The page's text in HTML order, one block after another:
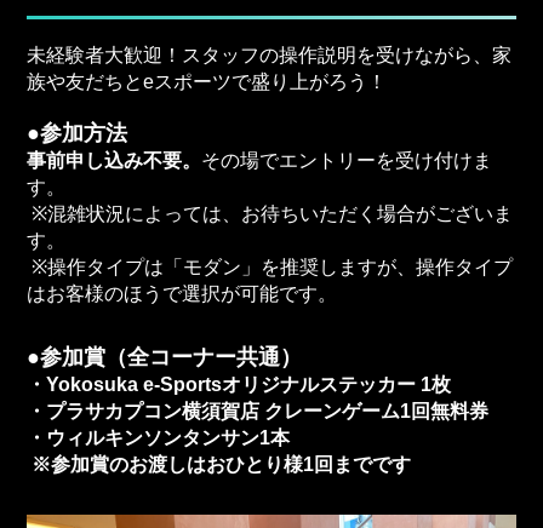
未経験者大歓迎！スタッフの操作説明を受けながら、家
族や友だちとeスポーツで盛り上がろう！
●参加方法
事前申し込み不要。 その場でエントリーを受け付けま
す。
※混雑状況によっては、お待ちいただく場合がございま
す。
※操作タイプは「モダン」を推奨しますが、操作タイプ
はお客様のほうで選択が可能です。
●参加賞（全コーナー共通）
・Yokosuka e-Sportsオリジナルステッカー 1枚
・プラサカプコン横須賀店 クレーンゲーム1回無料券
・ウィルキンソンタンサン1本
※参加賞のお渡しはおひとり様1回までです